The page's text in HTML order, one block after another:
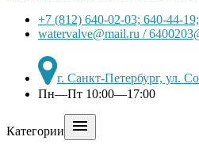
+7 (812) 640-02-03; 640-44-
watervalve@mail.ru /
г. Санкт-Петербург, ул.
Пн—Пт 10:00—17:00
Категории 